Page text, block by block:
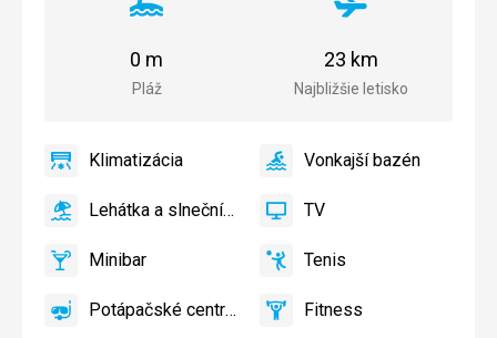
Vzdialenosť
pláže
Pláž
0 m
Vzdialenosť
letiska
Najbližšie letisko
23 km
Klimatizácia
Klimatizácia
áno
VonkajšíVonkajší bazén
áno
Lehátka
slnečníky
bazéne
Lehátka a slnečníky pri bazéne zadarmo
áno TV TV
áno
Minibar,Minibar
áno TenisTenis
áno
Potápačské
Potápačské centrum
áno FitnessFitness
áno